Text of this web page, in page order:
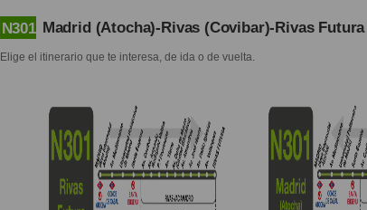
N301 Madrid (Atocha)-Rivas (Covibar)-Rivas Futura
Elige el itinerario que te interesa, de ida o de vuelta.